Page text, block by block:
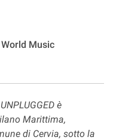
Music
è
Marittima,
di Cervia, sotto la